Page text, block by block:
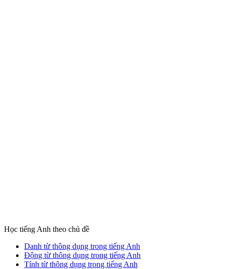
Học tiếng Anh theo chủ đề
Danh từ thông dụng trong tiếng Anh
Động từ thông dụng trong tiếng Anh
Tính từ thông dụng trong tiếng Anh